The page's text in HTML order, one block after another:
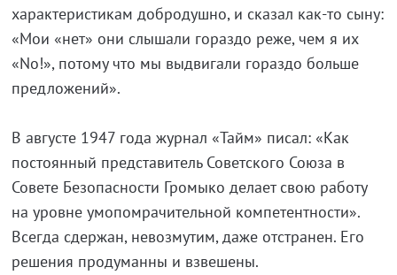
характеристикам добродушно, и сказал как-то сыну:
«Мои «нет» они слышали гораздо реже, чем я их
«No!», потому что мы выдвигали гораздо больше
предложений».
В августе 1947 года журнал «Тайм» писал: «Как
постоянный представитель Советского Союза в
Совете Безопасности Громыко делает свою работу
на уровне умопомрачительной компетентности».
Всегда сдержан, невозмутим, даже отстранен. Его
решения продуманны и взвешены.